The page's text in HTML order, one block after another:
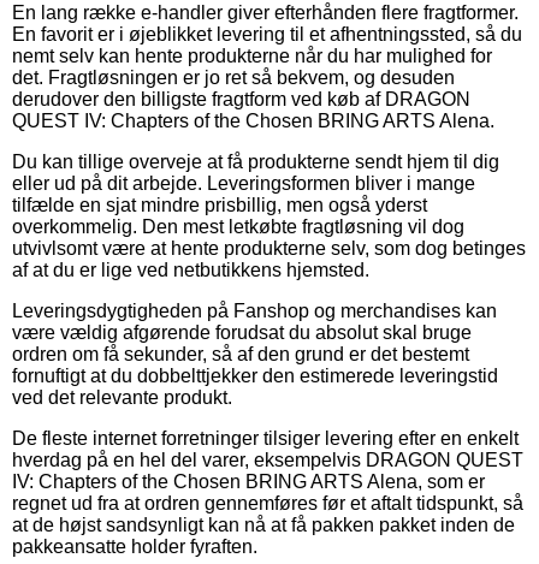
En lang række e-handler giver efterhånden flere fragtformer.
En favorit er i øjeblikket levering til et afhentningssted, så du
nemt selv kan hente produkterne når du har mulighed for
det. Fragtløsningen er jo ret så bekvem, og desuden
derudover den billigste fragtform ved køb af DRAGON
QUEST IV: Chapters of the Chosen BRING ARTS Alena.
Du kan tillige overveje at få produkterne sendt hjem til dig
eller ud på dit arbejde. Leveringsformen bliver i mange
tilfælde en sjat mindre prisbillig, men også yderst
overkommelig. Den mest letkøbte fragtløsning vil dog
utvivlsomt være at hente produkterne selv, som dog betinges
af at du er lige ved netbutikkens hjemsted.
Leveringsdygtigheden på Fanshop og merchandises kan
være vældig afgørende forudsat du absolut skal bruge
ordren om få sekunder, så af den grund er det bestemt
fornuftigt at du dobbelttjekker den estimerede leveringstid
ved det relevante produkt.
De fleste internet forretninger tilsiger levering efter en enkelt
hverdag på en hel del varer, eksempelvis DRAGON QUEST
IV: Chapters of the Chosen BRING ARTS Alena, som er
regnet ud fra at ordren gennemføres før et aftalt tidspunkt, så
at de højst sandsynligt kan nå at få pakken pakket inden de
pakkeansatte holder fyraften.